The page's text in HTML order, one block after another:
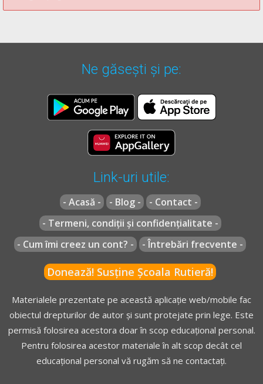
Ne găsești și pe:
Link-uri utile:
- Acasă - - Blog -
- Contact -
- Termeni, condiții și confidențialitate -
- Cum îmi creez un cont? -
- Întrebări frecvente -
Donează! Susține Școala Rutieră!
Materialele prezentate pe această aplicație web/mobile fac
obiectul drepturilor de autor și sunt protejate prin lege. Este
permisă folosirea acestora doar în scop educațional personal.
Pentru folosirea acestor materiale în alt scop decât cel
educațional personal vă rugăm să ne contactați.